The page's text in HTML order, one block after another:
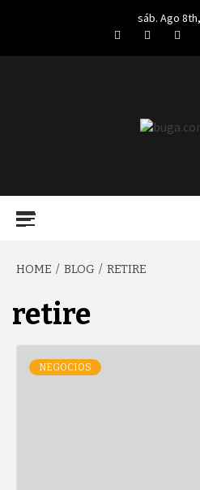
sáb. Ago
FacebookTwitter
HOME BLOG RETIRE
retire
NEGOCIOS